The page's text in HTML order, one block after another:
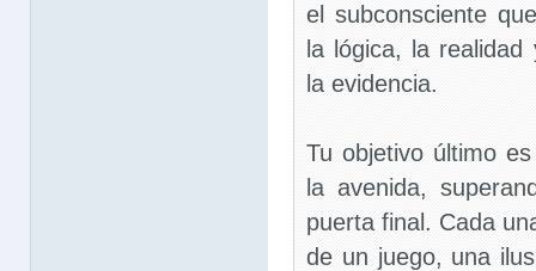
el subconsciente
la lógica, la
la evidencia.
Tu objetivo último
la avenida,
puerta final. Cada
de un juego, una